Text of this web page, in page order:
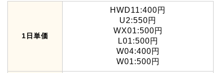
1日単価
HWD11:400円
U2:550円
WX01:500円
L01:500円
W04:400円
W01:500円